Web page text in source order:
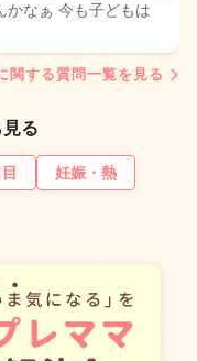
かなぁ 今も子どもは
関する質問一覧を見る
る
妊娠・熱